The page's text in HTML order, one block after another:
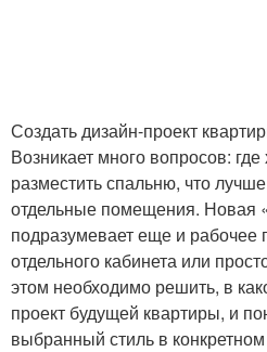
Создать дизайн-проект
Возникает много вопросов:
разместить спальню, что
отдельные помещения. Новая
подразумевает еще и рабочее
отдельного кабинета или
этом необходимо решить, в
проект будущей квартиры, и
выбранный стиль в